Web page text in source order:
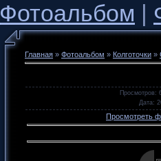
Фотоальбом |
Главная » Фотоальбом » Колготочки »
Просмотров:
Дата:
Просмотреть